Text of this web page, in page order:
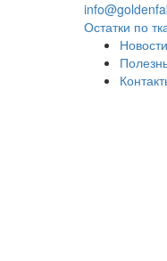
Остатки по
Новости